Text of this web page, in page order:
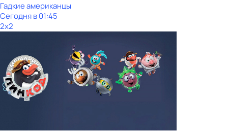
Гадкие американцы
Сегодня в 01:45
2x2